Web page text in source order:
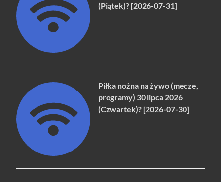
(Piątek)? [2026-07-31]
Piłka nożna na żywo (mecze,
programy) 30 lipca 2026
(Czwartek)? [2026-07-30]